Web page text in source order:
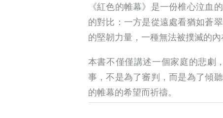
《紅色的帷幕》是一份椎心泣血
的對比：一方是從遠處看猶如蒼
的堅韌力量，一種無法被撲滅的內
本書不僅僅講述一個家庭的悲劇
事，不是為了審判，而是為了傾
的帷幕的希望而祈禱。